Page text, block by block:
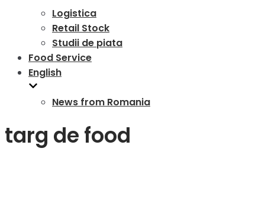
Logistica
Retail Stock
Studii de piata
Food Service
English
News from Romania
targ de food